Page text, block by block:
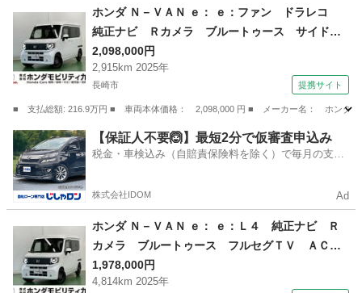
島原港駅 N-BOX
ホンダ Ｎ－ＶＡＮ ｅ： ｅ：ファン ドラレコ
純正ナビ Ｒカメラ ブルートゥース サイドカ
ーテンエアバック 地デジチューナー 電動格納
ミラー 整備記録簿 インテリキー デモカーＵ
Ｐ ＵＳＢ エアコン ＥＴＣ車載器 両側スラ
イドドア 禁煙 （検9.7）
2,098,000円
2,915km 2025年
長崎市 提携サイト
■ 支払総額: 216.9万円 ■ 車両本体価格： 2,098,000 円 ■ メーカー名： ホン
長崎 長崎市 ホンダ
【保証人不要🙆】最短2分で仮審査申込み
税金・車検込み（自賠責保険料を除く）で毎月の支払
株式会社IDOM Ad
ホンダ Ｎ－ＶＡＮ ｅ： ｅ：Ｌ４ 純正ナビ Ｒ
カメラ ブルートゥース フルセグＴＶ ＡＣ
Ｃ 電動格納式ドアミラー Ｂｌｕｅｔｏｏｔｈ
対応 サイドエアバック バックカメラ シート
1,978,000円
4,814km 2025年